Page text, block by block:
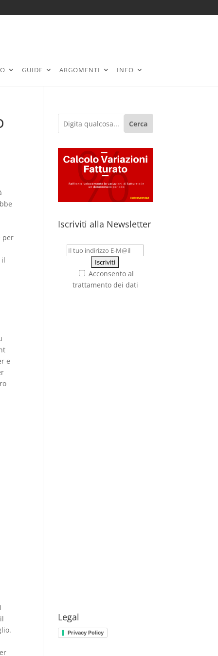
GUIDE ARGOMENTI INFO
per
il
e
Cerca
Iscriviti alla Newsletter
Acconsento al
trattamento dei dati
Legal
Privacy Policy